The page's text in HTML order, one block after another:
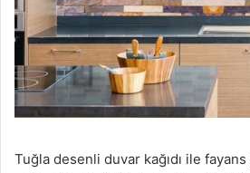
Tuğla desenli duvar kağıdı ile